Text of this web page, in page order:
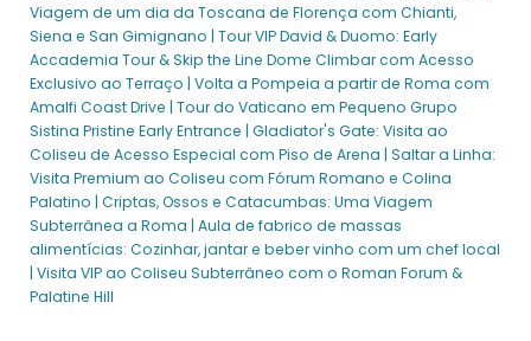
Viagem de um dia da Toscana de Florença com Chianti,
Siena e San Gimignano | Tour VIP David & Duomo: Early
Accademia Tour & Skip the Line Dome Climbar com Acesso
Exclusivo ao Terraço | Volta a Pompeia a partir de Roma com
Amalfi Coast Drive | Tour do Vaticano em Pequeno Grupo
Sistina Pristine Early Entrance | Gladiator's Gate: Visita ao
Coliseu de Acesso Especial com Piso de Arena | Saltar a Linha:
Visita Premium ao Coliseu com Fórum Romano e Colina
Palatino | Criptas, Ossos e Catacumbas: Uma Viagem
Subterrânea a Roma | Aula de fabrico de massas
alimentícias: Cozinhar, jantar e beber vinho com um chef local
| Visita VIP ao Coliseu Subterrâneo com o Roman Forum &
Palatine Hill